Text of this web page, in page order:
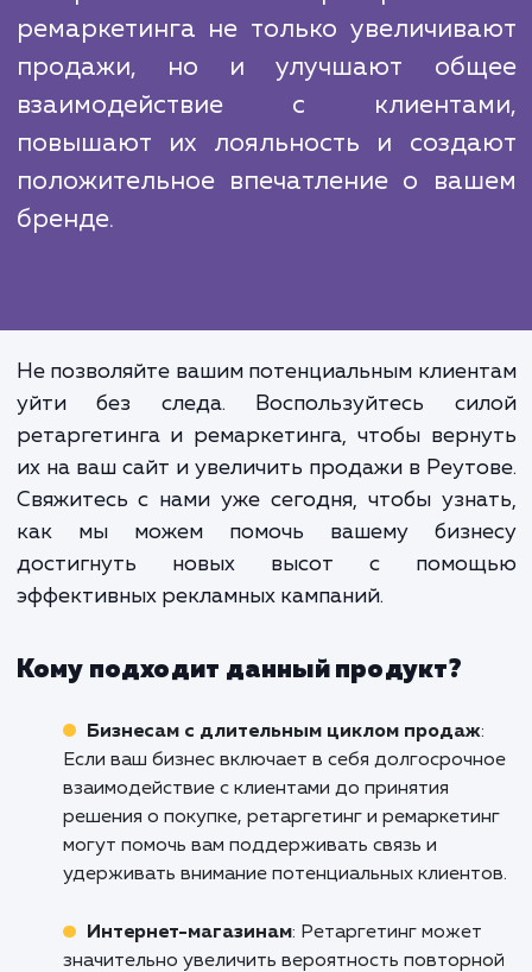
знаем, как извлечь максимальную пользу из
для вашего бизнеса.
Настройка
к деталям и постоянного
Но его эффективность может
удивительной.
настроенные кампании
ремаркетинга не только
продажи, но и улучшают
взаимодействие с
положительное впечатление о
бренде.
Не позволяйте вашим потенциальным
уйти без следа. Воспользуйтесь
ретаргетинга и ремаркетинга, чтобы